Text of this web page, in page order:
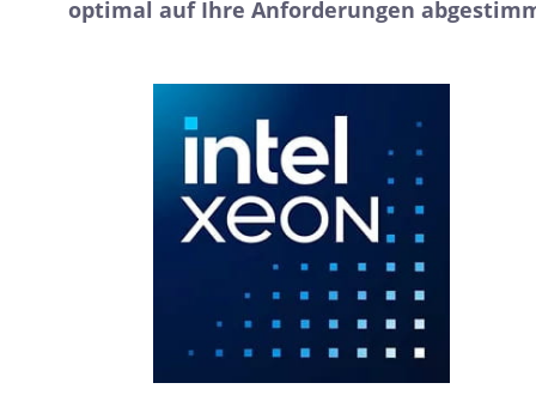
optimal auf Ihre Anforderungen